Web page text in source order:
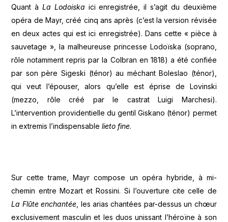
Quant à La Lodoiska ici enregistrée, il s’agit du deuxième
opéra de Mayr, créé cinq ans après (c’est la version révisée
en deux actes qui est ici enregistrée). Dans cette « pièce à
sauvetage », la malheureuse princesse Lodoïska (soprano,
rôle notamment repris par la Colbran en 1818) a été confiée
par son père Sigeski (ténor) au méchant Boleslao (ténor),
qui veut l’épouser, alors qu’elle est éprise de Lovinski
(mezzo, rôle créé par le castrat Luigi Marchesi).
L’intervention providentielle du gentil Giskano (ténor) permet
in extremis l’indispensablelieto fine.
Sur cette trame, Mayr compose un opéra hybride, à mi-
chemin entre Mozart et Rossini. Si l’ouverture cite celle de
La Flûte enchantée , les arias chantées par-dessus un chœur
exclusivement masculin et les duos unissant l’héroïne à son